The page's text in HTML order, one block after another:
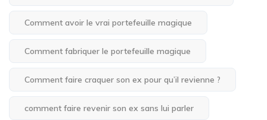
Comment avoir le vrai portefeuille magique
Comment fabriquer le portefeuille magique
Comment faire craquer son ex pour qu’il revienne ?
comment faire revenir son ex sans lui parler